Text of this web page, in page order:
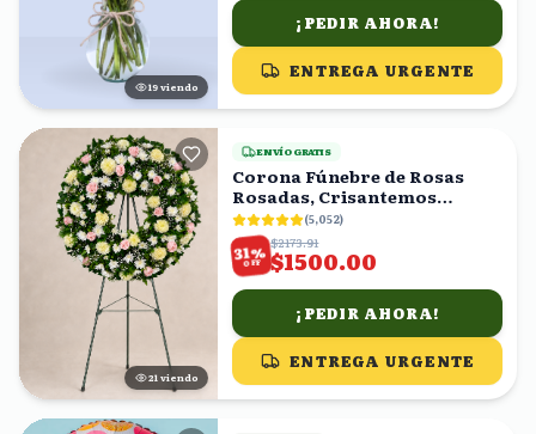
18 viendo
¡PEDIR AHORA!
ENTREGA URGENTE
21 viendo
ENVÍO GRATIS
Corona Fúnebre de Rosas
Rosadas, Crisantemos
Amarillos y Follaje
(5,052)
31%
OFF
$2173.91
$1500.00
¡PEDIR AHORA!
ENTREGA URGENTE